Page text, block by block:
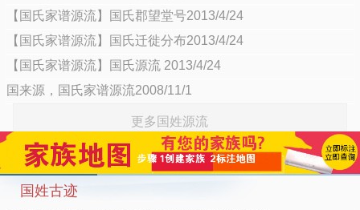
【国氏家谱源流】国氏郡望堂号2013/4/24
【国氏家谱源流】国氏迁徙分布2013/4/24
【国氏家谱源流】国氏源流 2013/4/24
国来源，国氏家谱源流2008/11/1
更多国姓源流
国姓古迹